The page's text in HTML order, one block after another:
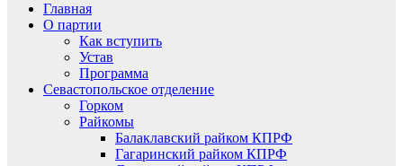
Главная
О партии
Как вступить
Устав
Программа
Севастопольское отделение
Горком
Райкомы
Балаклавский райком КПРФ
Гагаринский райком КПРФ